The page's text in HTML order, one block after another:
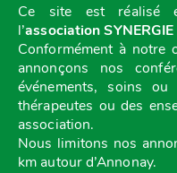
Ce site est réalisé
l’association
Conformément à notre
annonçons nos
événements, soins
thérapeutes ou des
association.
Nous limitons nos
km autour d’Annonay.